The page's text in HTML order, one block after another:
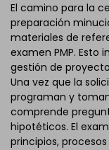
El camino para la
preparación
materiales de
examen PMP. Esto
gestión de
Una vez que la
programan y
comprende
hipotéticos. El
principios,